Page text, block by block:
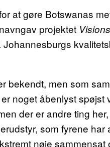
at gøre Botswanas
projektet
bekendt, men som
noget åbenlyst spøjst
der er andre ting
som fyrene har
nøje